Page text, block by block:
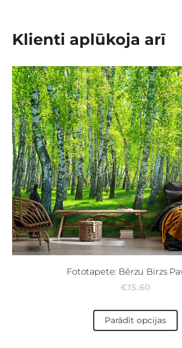
Klienti aplūkoja arī
Fototapete: Bērzu Birzs
€15.60
Parādīt opcijas